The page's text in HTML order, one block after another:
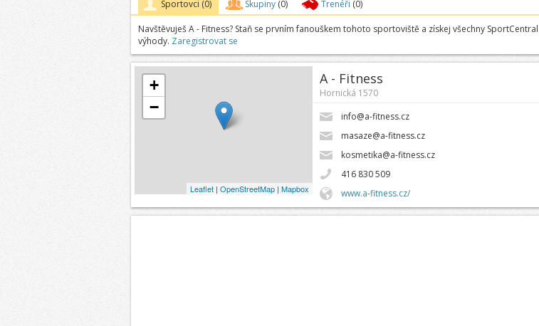
Sportovci (0) Skupiny (0) Trenéři (0)
Navštěvuješ A - Fitness? Staň se prvním fanouškem tohoto sportoviště a získej všechny SportCentral
výhody. Zaregistrovat se
+
−
Leaflet| OpenStreetMap| Mapbox
A - Fitness
Hornická 1570
info@a-fitness.cz
masaze@a-fitness.cz
kosmetika@a-fitness.cz
416 830 509
www.a-fitness.cz/